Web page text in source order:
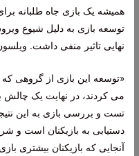
توسعه بازی به دلیل شیوع
نهایی تاثیر منفی داشت.
«توسعه این بازی از گروهی که
می کردند، در نهایت یک چالش
دستیابی به بازیکنان است و
آنجایی که بازیکنان بیشتری